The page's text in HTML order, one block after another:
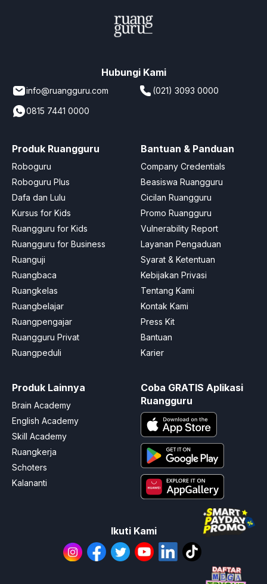
Hubungi Kami
info@ruangguru.com
(021) 3093 0000
0815 7441 0000
Produk Ruangguru
Roboguru
Roboguru Plus
Dafa dan Lulu
Kursus for Kids
Ruangguru for Kids
Ruangguru for Business
Ruanguji
Ruangbaca
Ruangkelas
Ruangbelajar
Ruangpengajar
Ruangguru Privat
Ruangpeduli
Bantuan & Panduan
Company Credentials
Beasiswa Ruangguru
Cicilan Ruangguru
Promo Ruangguru
Vulnerability Report
Layanan Pengaduan
Syarat & Ketentuan
Kebijakan Privasi
Tentang Kami
Kontak Kami
Press Kit
Bantuan
Karier
Produk Lainnya
Brain Academy
English Academy
Skill Academy
Ruangkerja
Schoters
Kalananti
Coba GRATIS Aplikasi
Ruangguru
Ikuti Kami